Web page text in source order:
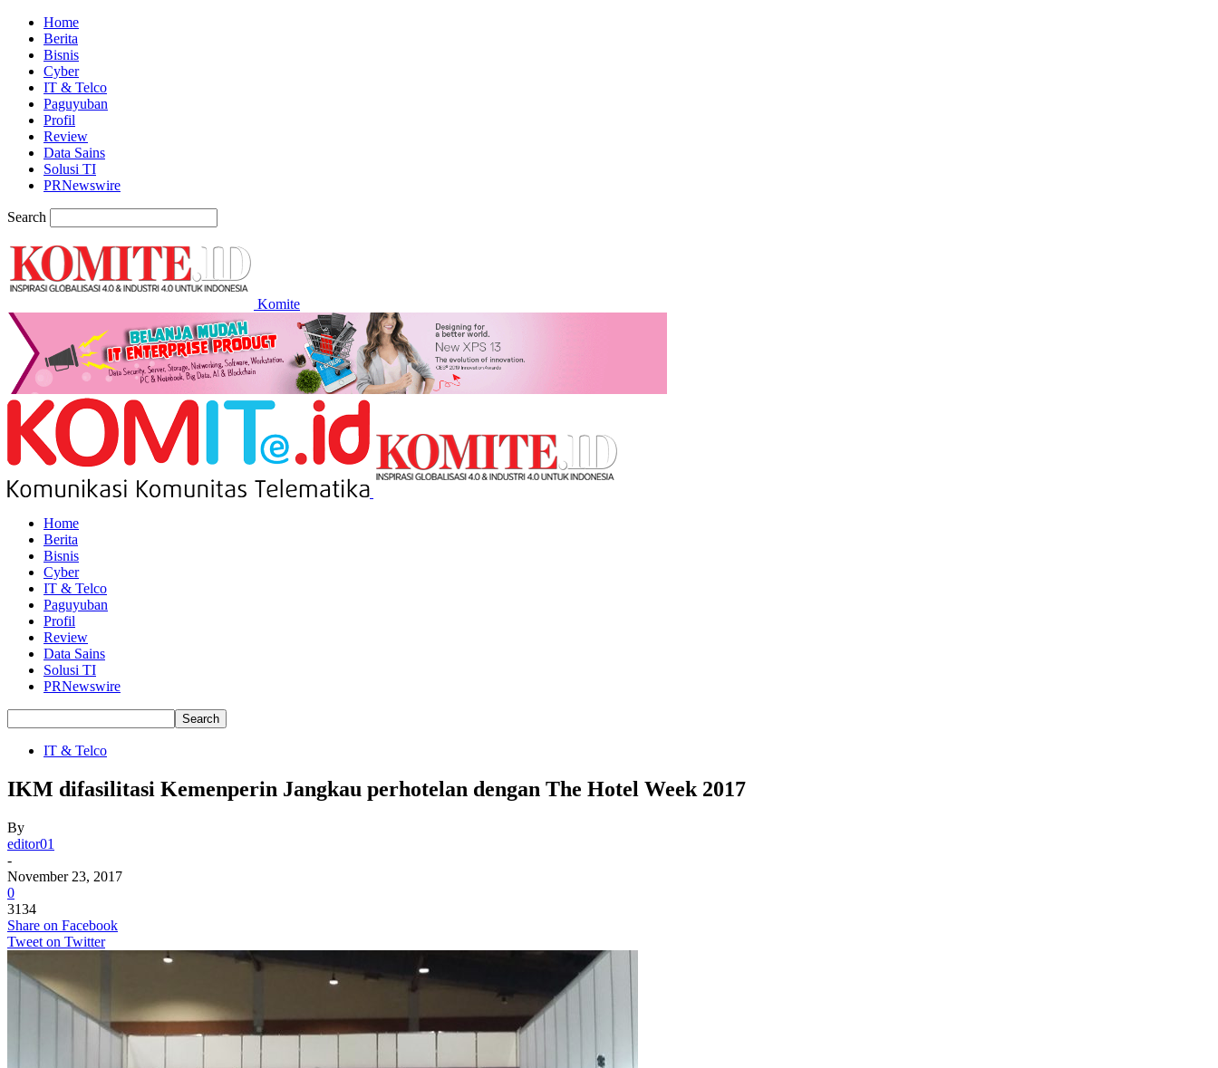
Home
Berita
Bisnis
Cyber
IT & Telco
Paguyuban
Profil
Review
Data Sains
Solusi TI
PRNewswire
Search
Komite
Home
Berita
Bisnis
Cyber
IT & Telco
Paguyuban
Profil
Review
Data Sains
Solusi TI
PRNewswire
IT & Telco
IKM difasilitasi Kemenperin Jangkau perhotelan dengan The Hotel Week 2017
By
editor01
-
November 23, 2017
0
3134
Share on Facebook
Tweet on Twitter